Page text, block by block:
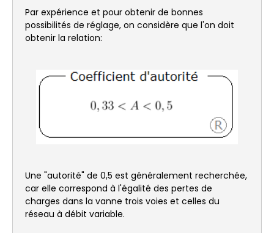
Par expérience et pour obtenir de bonnes
possibilités de réglage, on considère que l'on doit
obtenir la relation:
Une "autorité" de 0,5 est généralement recherchée,
car elle correspond à l'égalité des pertes de
charges dans la vanne trois voies et celles du
réseau à débit variable.